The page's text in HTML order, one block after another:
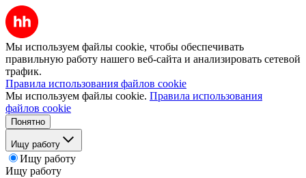
Мы используем файлы cookie, чтобы обеспечивать
правильную работу нашего веб-сайта и анализировать сетевой
трафик.
Правила использования файлов cookie
Мы используем файлы cookie. Правила использования
файлов cookie
Понятно
Ищу работу
Ищу работу
Ищу работу